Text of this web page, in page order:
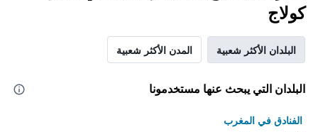
كولاج
البلدان الأكثر شعبية المدن الأكثر شعبية
البلدان التي يبحث عنها مستخدمونا
الفنادق في المغرب